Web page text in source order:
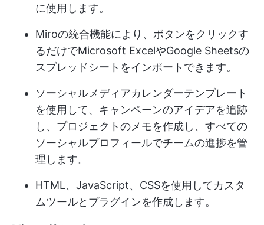
に使用します。
Miroの統合機能により、ボタンをクリックす
るだけでMicrosoft ExcelやGoogle Sheetsの
スプレッドシートをインポートできます。
ソーシャルメディアカレンダーテンプレート
を使用して、キャンペーンのアイデアを追跡
し、プロジェクトのメモを作成し、すべての
ソーシャルプロフィールでチームの進捗を管
理します。
HTML、JavaScript、CSSを使用してカスタ
ムツールとプラグインを作成します。